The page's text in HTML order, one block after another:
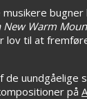
musikere
New Warm
lov til at
uundgåelige
på